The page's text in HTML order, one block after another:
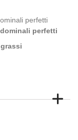
perfetti